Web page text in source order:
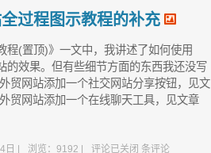
过程图示教程的补充
(置顶)》一文中，我讲述了如何使用
的效果。但有些细节方面的东西我还没写
贸网站添加一个社交网站分享按钮，见文
贸网站添加一个在线聊天工具，见文章
| 浏览：9192 | 评论已关闭 条评论